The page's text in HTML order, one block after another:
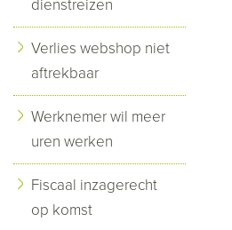
dienstreizen
Verlies webshop niet
aftrekbaar
Werknemer wil meer
uren werken
Fiscaal inzagerecht
op komst